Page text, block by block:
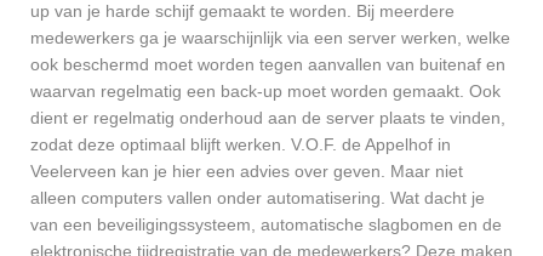
up van je harde schijf gemaakt te worden. Bij meerdere
medewerkers ga je waarschijnlijk via een server werken, welke
ook beschermd moet worden tegen aanvallen van buitenaf en
waarvan regelmatig een back-up moet worden gemaakt. Ook
dient er regelmatig onderhoud aan de server plaats te vinden,
zodat deze optimaal blijft werken. V.O.F. de Appelhof in
Veelerveen kan je hier een advies over geven. Maar niet
alleen computers vallen onder automatisering. Wat dacht je
van een beveiligingssysteem, automatische slagbomen en de
elektronische tijdregistratie van de medewerkers? Deze maken